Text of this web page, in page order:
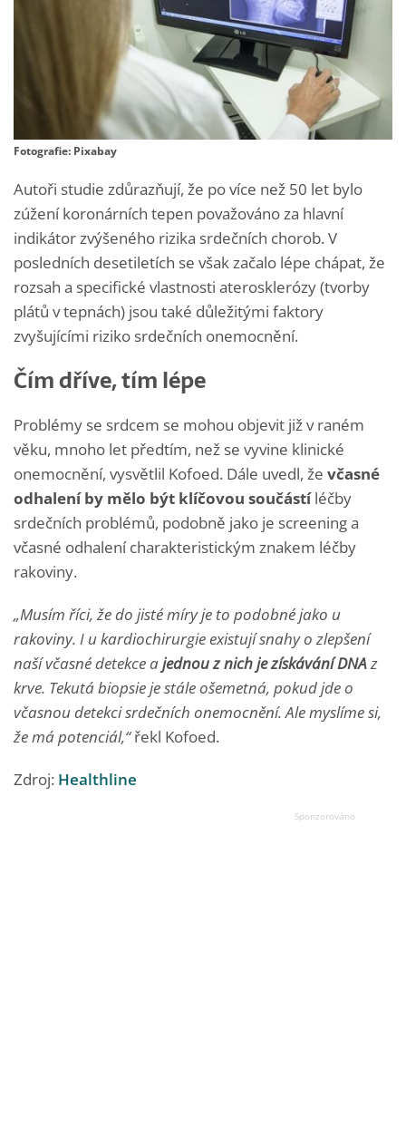
Fotografie: Pixabay
Autoři studie zdůrazňují, že po více než 50 let bylo
zúžení koronárních tepen považováno za hlavní
indikátor zvýšeného rizika srdečních chorob. V
posledních desetiletích se však začalo lépe chápat, že
rozsah a specifické vlastnosti aterosklerózy (tvorby
plátů v tepnách) jsou také důležitými faktory
zvyšujícími riziko srdečních onemocnění.
Čím dříve, tím lépe
Problémy se srdcem se mohou objevit již v raném
věku, mnoho let předtím, než se vyvine klinické
onemocnění, vysvětlil Kofoed. Dále uvedl, že včasné
odhalení by mělo být klíčovou součástíléčby
srdečních problémů, podobně jako je screening a
včasné odhalení charakteristickým znakem léčby
rakoviny.
„Musím říci, že do jisté míry je to podobné jako u
rakoviny. I u kardiochirurgie existují snahy o zlepšení
naší včasné detekce ajednou z nich je získávání DNAz
krve. Tekutá biopsie je stále ošemetná, pokud jde o
včasnou detekci srdečních onemocnění. Ale myslíme si,
že má potenciál,“řekl Kofoed.
Zdroj: Healthline